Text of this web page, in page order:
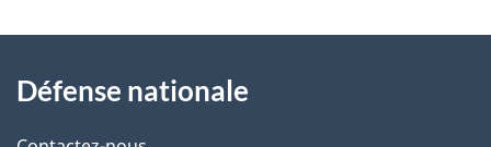
i
propos
Défense nationale